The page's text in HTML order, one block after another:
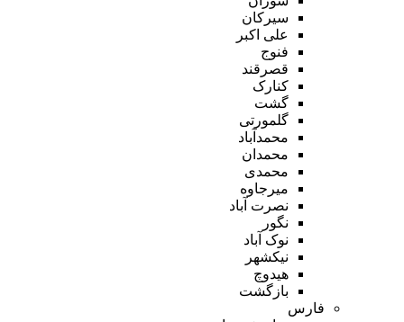
سیرکان
علی اکبر
فنوج
قصرقند
کنارک
گشت
گلمورتی
محمدآباد
محمدان
محمدی
میرجاوه
نصرت آباد
نگور
نوک آباد
نیکشهر
هیدوچ
بازگشت
فارس